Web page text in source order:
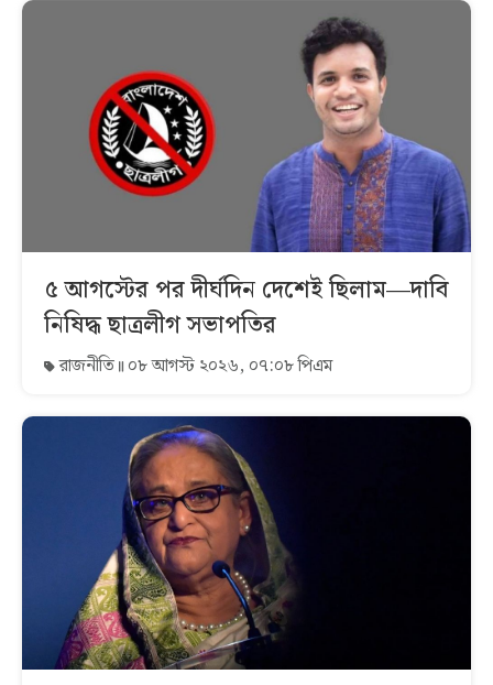
৫ আগস্টের পর দীর্ঘদিন দেশেই ছিলাম—দাবি
নিষিদ্ধ ছাত্রলীগ সভাপতির
রাজনীতি ০৮ আগস্ট ২০২৬, ০৭:০৮ পিএম